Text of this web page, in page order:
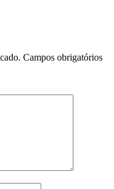
Campos obrigatórios